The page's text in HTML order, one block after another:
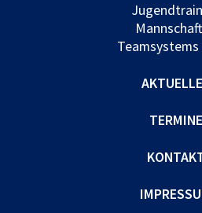
TERMINE